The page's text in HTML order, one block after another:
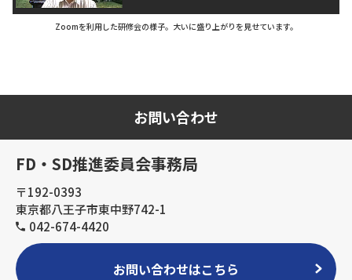
Zoomを利用した研修会の様子。大いに盛り上がりを見せています。
お問い合わせ
FD・SD推進委員会事務局
〒192-0393
東京都八王子市東中野742-1
042-674-4420
お問い合わせはこちら